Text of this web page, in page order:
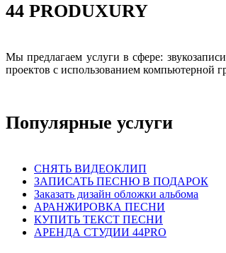
44 PRODUXURY
Мы предлагаем услуги в сфере:
проектов с использованием компьютерной
Популярные услуги
СНЯТЬ ВИДЕОКЛИП
ЗАПИСАТЬ ПЕСНЮ В ПОДАРОК
Заказать дизайн обложки альбома
АРАНЖИРОВКА ПЕСНИ
КУПИТЬ ТЕКСТ ПЕСНИ
АРЕНДА СТУДИИ 44PRO